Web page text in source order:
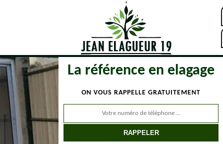
La référence en elagage
ON VOUS RAPPELLE GRATUITEMENT